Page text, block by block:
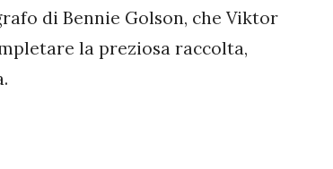
di Bennie Golson, che Viktor
la preziosa raccolta,